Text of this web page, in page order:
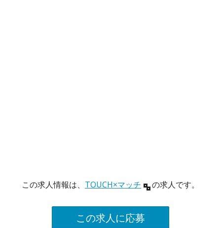
この求人情報は、 TOUCH×マッチ の求人です。
この求人に応募